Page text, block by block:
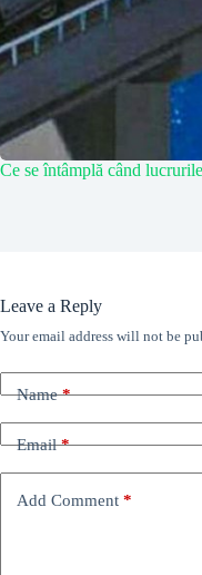
Ce se întâmplă când
Leave a Reply
Your email address will not be
Name*
Email*
Add Comment *